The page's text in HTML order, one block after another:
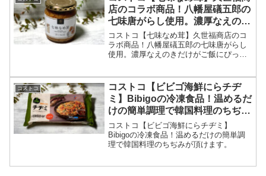
店のコラボ商品！八幡屋礒五郎の
七味唐がらし使用。濃厚なえのき
だけがご飯にぴったり！
コストコ【七味なめ茸】久世福商店のコ
ラボ商品！八幡屋礒五郎の七味唐がらし
使用。濃厚なえのきだけがご飯にぴった
コストコ
コストコ【ビビゴ海鮮にらチヂ
ミ】Bibigoの冷凍食品！温めるだ
けの簡単調理で韓国料理のちぢみ
が頂けます。
コストコ【ビビゴ海鮮にらチヂミ】
Bibigoの冷凍食品！温めるだけの簡単調
理で韓国料理のちぢみが頂けます。